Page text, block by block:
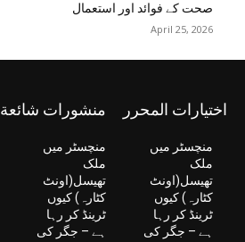
صحت کے فوائد اور استعمال
April 25, 2026
اختيارات المحرر
منچسٹر میں
ملک
تھیسل(اونٹ
کٹارہ) کیوں
ٹرینڈ کر رہا
ہے – جگر کی
منشورات شائعة
منچسٹر میں
ملک
تھیسل(اونٹ
کٹارہ) کیوں
ٹرینڈ کر رہا
ہے – جگر کی